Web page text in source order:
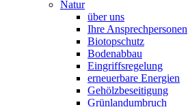
Natur
über uns
Ihre Ansprechpersonen
Biotopschutz
Bodenabbau
Eingriffsregelung
erneuerbare Energien
Gehölzbeseitigung
Grünlandumbruch